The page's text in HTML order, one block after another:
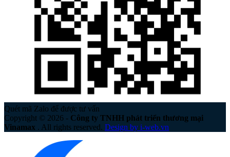
Quét mã Zalo để được tư vấn
Copyright © 2026 - Công ty TNHH phát triển thương mại
Vinamax . All rights reserved. Design by i-web.vn